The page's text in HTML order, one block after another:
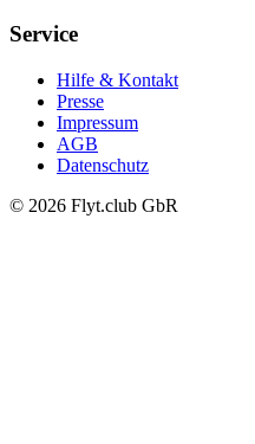
Service
Hilfe & Kontakt
Presse
Impressum
AGB
Datenschutz
© 2026 Flyt.club GbR